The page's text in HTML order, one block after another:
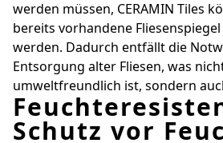
werden müssen, CERAMIN Tiles
bereits vorhandene
werden. Dadurch entfällt die
Entsorgung alter Fliesen, was
umweltfreundlich ist, sondern
Schutz vor